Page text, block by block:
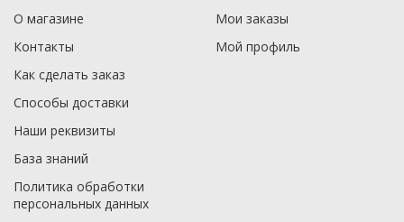
О магазине
Контакты
Как сделать заказ
Способы доставки
Наши реквизиты
База знаний
Политика обработки
персональных данных
Мои заказы
Мой профиль